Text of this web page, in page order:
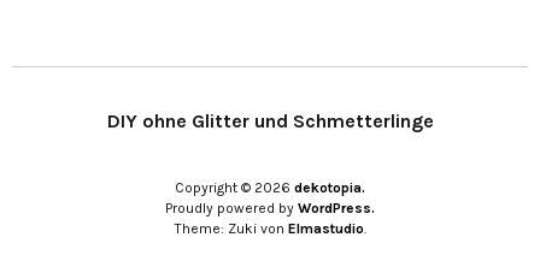
DIY ohne Glitter und Schmetterlinge
Copyright © 2026 dekotopia.
Proudly powered by WordPress.
Theme: Zuki von Elmastudio